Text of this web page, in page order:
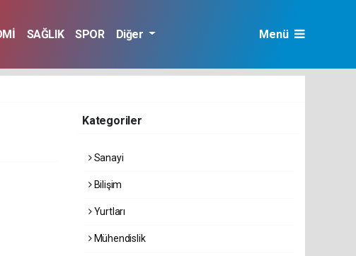
SAĞLIK SPOR Diğer Menü
Kategoriler
Sanayi
Bilişim
Yurtları
Mühendislik